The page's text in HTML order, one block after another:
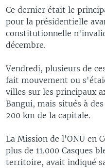
Ce dernier était le
pour la présidentielle
constitutionnelle
décembre.
Vendredi, plusieurs de
fait mouvement ou
villes sur les principaux
Bangui, mais situés à
200 km de la capitale.
La Mission de l'ONU en
plus de 11.000 Casques
territoire, avait indiqué